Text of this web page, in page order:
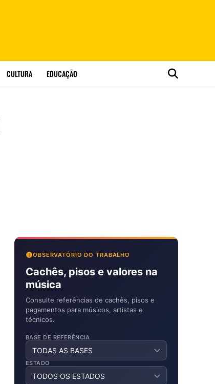
CULTURA EDUCAÇÃO
OBSERVATÓRIO DO TRABALHO
Cachês, pisos e valores na
música
Consulte referências de cachês, pisos e
pagamentos para músicos, artistas e
técnicos.
BASE DE REFERÊNCIA
ESTADO